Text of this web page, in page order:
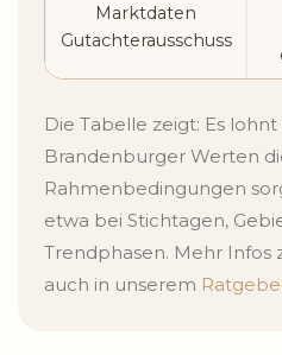
Marktdaten
Gutachterausschuss
Die Tabelle zeigt: Es
Brandenburger Werten
Rahmenbedingungen
etwa bei Stichtagen,
Trendphasen. Mehr Infos
auch in unserem